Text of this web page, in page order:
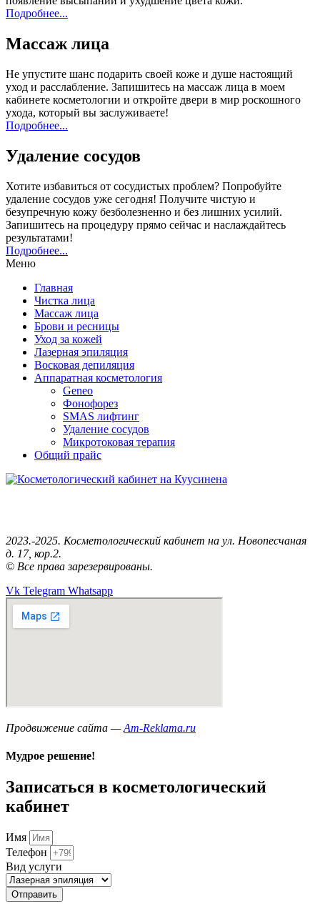
Подробнее...
Массаж лица
Не упустите шанс подарить своей коже и душе настоящий
уход и расслабление. Запишитесь на массаж лица в моем
кабинете косметологии и откройте двери в мир роскошного
ухода, который вы заслуживаете!
Подробнее...
Удаление сосудов
Хотите избавиться от сосудистых проблем? Попробуйте
удаление сосудов уже сегодня! Получите чистую и
безупречную кожу безболезненно и без лишних усилий.
Запишитесь на процедуру прямо сейчас и наслаждайтесь
результатами!
Подробнее...
Меню
Главная
Чистка лица
Массаж лица
Брови и ресницы
Уход за кожей
Лазерная эпиляция
Восковая депиляция
Аппаратная косметология
Geneo
Фонофорез
SMAS лифтинг
Удаление сосудов
Микротоковая терапия
Общий прайс
2023.-2025. Косметологический кабинет на ул. Новопесчаная
д. 17, кор.2.
© Все права зарезервированы.
Vk Telegram Whatsapp
Продвижение сайта —Am-Reklama.ru
Мудрое решение!
Записаться в косметологический
кабинет
Имя
Телефон
Вид услуги
Отправить